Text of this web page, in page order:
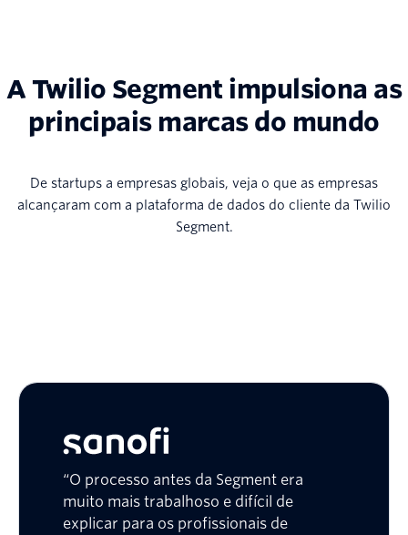
A Twilio Segment impulsiona as
principais marcas do mundo
De startups a empresas globais, veja o que as empresas
alcançaram com a plataforma de dados do cliente da Twilio
Segment.
“O processo antes da Segment era
muito mais trabalhoso e difícil de
explicar para os profissionais de